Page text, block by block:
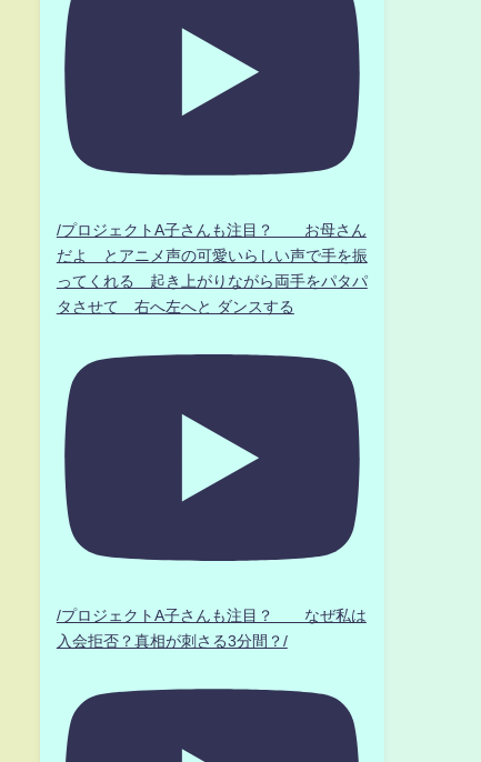
/プロジェクトA子さんも注目？ お母さん
だよ とアニメ声の可愛いらしい声で手を振
ってくれる 起き上がりながら両手をパタパ
タさせて 右へ左へと ダンスする
/プロジェクトA子さんも注目？ なぜ私は
入会拒否？真相が刺さる3分間？/